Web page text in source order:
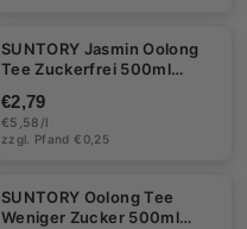
SUNTORY Jasmin Oolong
Tee Zuckerfrei 500ml
€2,79
€5,58/l
zzgl. Pfand €0,25
SUNTORY Oolong Tee
Weniger Zucker 500ml